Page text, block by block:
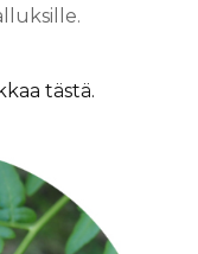
tästä.